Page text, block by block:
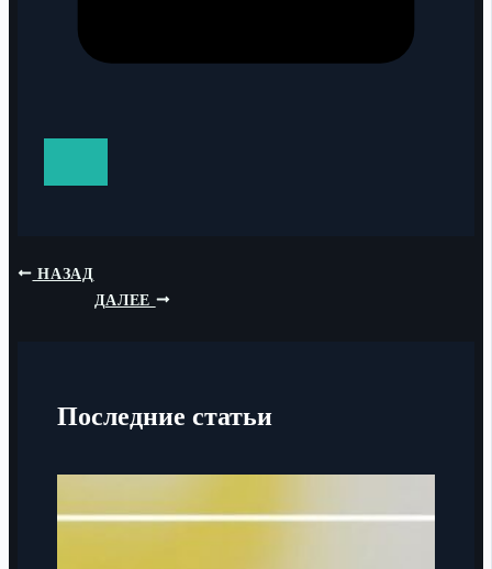
НАЗАД
ДАЛЕЕ
Последние статьи